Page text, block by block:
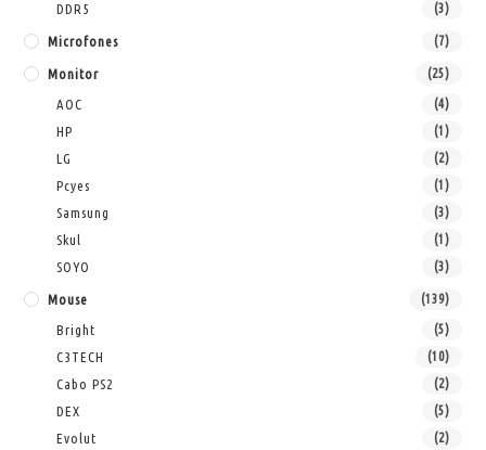
DDR5 (3)
Microfones (7)
Monitor (25)
AOC (4)
HP (1)
LG (2)
Pcyes (1)
Samsung (3)
Skul (1)
SOYO (3)
Mouse (139)
Bright (5)
C3TECH (10)
Cabo PS2 (2)
DEX (5)
Evolut (2)